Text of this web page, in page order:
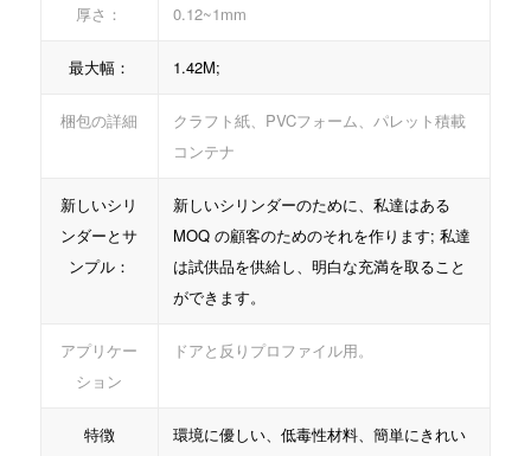
厚さ： 0.12~1mm
最大幅： 1.42M;
梱包の詳細
クラフト紙、PVCフォーム、パレット積載
コンテナ
新しいシリ
ンダーとサ
ンプル：
新しいシリンダーのために、私達はある
MOQ の顧客のためのそれを作ります; 私達
は試供品を供給し、明白な充満を取ること
ができます。
アプリケー
ション
ドアと反りプロファイル用。
特徴
環境に優しい、低毒性材料、簡単にきれい